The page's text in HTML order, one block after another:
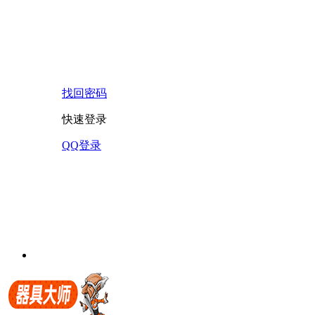
找回密码
快速登录
QQ登录